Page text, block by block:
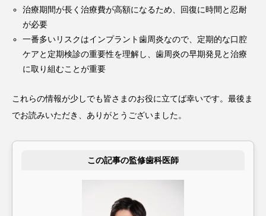
治療期間が長く治療費が高額になるため、回復に時間と忍耐
が必要
一番多いリスクはインプラント歯周炎なので、定期的な口腔
ケアと定期検診の重要性を理解し、歯周炎の早期発見と治療
に取り組むことが重要
これらの情報が少しでも皆さまのお役に立てば幸いです。最後ま
でお読みいただき、ありがとうございました。
この記事の監修歯科医師